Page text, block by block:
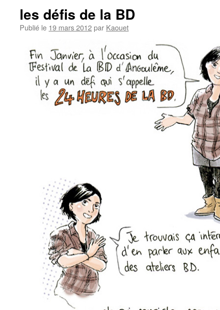
les défis de la BD
Publié le 19 mars 2012par Kaouet